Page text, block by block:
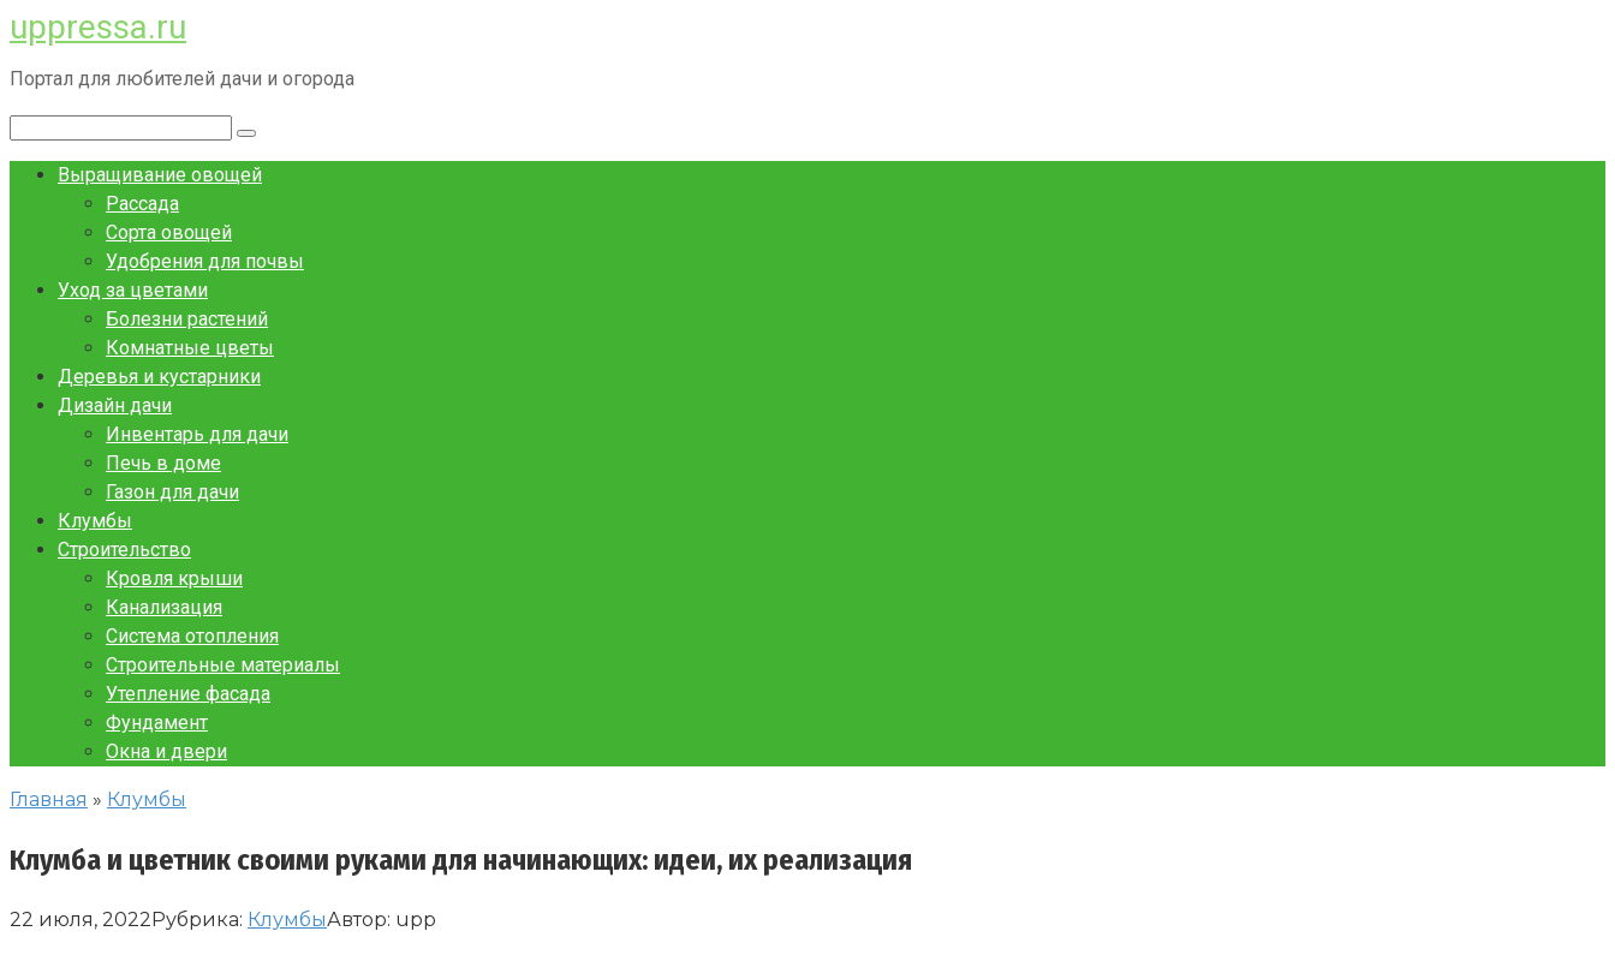
Перейти
к
контенту
uppressa.ru
Портал для любителей дачи и огорода
Выращивание овощей
Рассада
Сорта овощей
Удобрения для почвы
Уход за цветами
Болезни растений
Комнатные цветы
Деревья и кустарники
Дизайн дачи
Инвентарь для дачи
Печь в доме
Газон для дачи
Клумбы
Строительство
Кровля крыши
Канализация
Система отопления
Строительные материалы
Утепление фасада
Фундамент
Окна и двери
Главная » Клумбы
Клумба и цветник своими руками для начинающих: идеи, их реализация
22 июля, 2022Рубрика: КлумбыАвтор: upp